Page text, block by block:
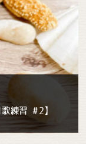
練習 #2】